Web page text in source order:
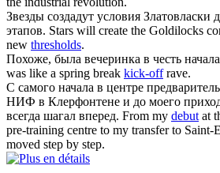
Звезды создадут условия Златовласки
этапов. Stars will create the Goldilocks
new thresholds.
Похоже, была вечеринка в честь начала
was like a spring break kick-offrave.
С самого начала в центре
НИФ в Клерфонтене и до моего
всегда шагал вперед. From my debutat
pre-training centre to my transfer to Saint-
moved step by step.